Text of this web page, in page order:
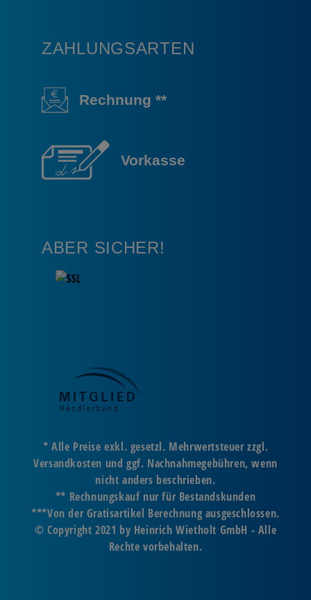
ZAHLUNGSARTEN
Rechnung **
Vorkasse
ABER SICHER!
* Alle Preise exkl. gesetzl. Mehrwertsteuer zzgl.
Versandkosten und ggf. Nachnahmegebühren, wenn
nicht anders beschrieben.
** Rechnungskauf nur für Bestandskunden
***Von der Gratisartikel Berechnung ausgeschlossen.
© Copyright 2021 by Heinrich Wietholt GmbH - Alle
Rechte vorbehalten.